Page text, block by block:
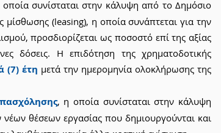
συνίσταται στην κάλυψη από το Δημόσιο
(leasing), η οποία συνάπτεται για την
προσδιορίζεται ως ποσοστό επί της αξίας
δόσεις. Η επιδότηση της χρηματοδοτικής
(7) έτη μετά την ημερομηνία ολοκλήρωσης της
, η οποία συνίσταται στην κάλυψη
θέσεων εργασίας που δημιουργούνται και